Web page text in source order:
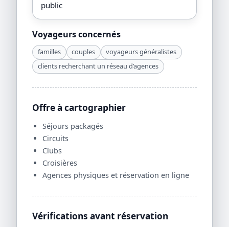
public
Voyageurs concernés
familles couples
voyageurs généralistes
clients recherchant un réseau d’agences
Offre à cartographier
Séjours packagés
Circuits
Clubs
Croisières
Agences physiques et réservation en ligne
Vérifications avant réservation